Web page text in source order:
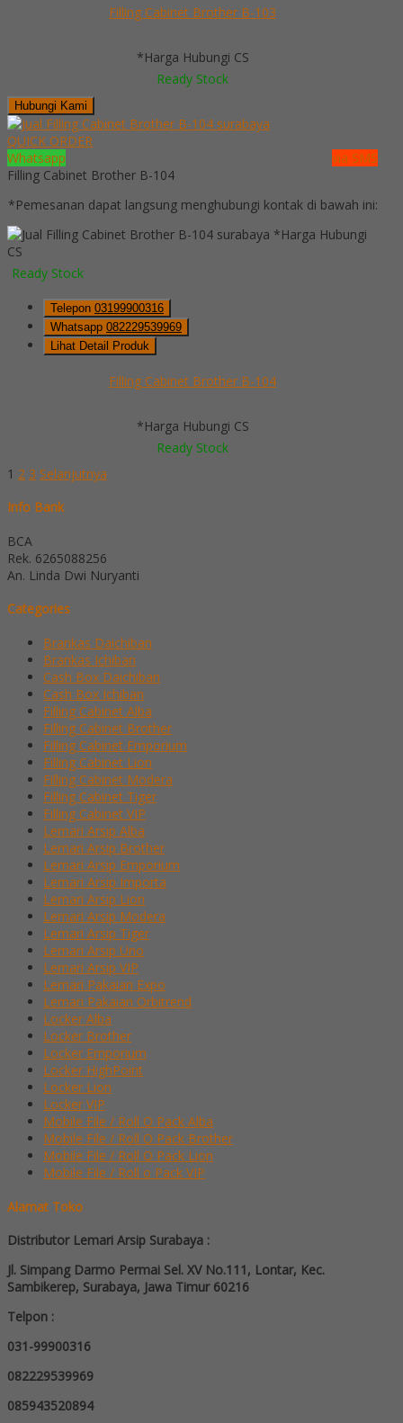
Filling Cabinet Brother B-103
*Harga Hubungi CS
Ready Stock
Hubungi Kami
QUICK ORDER
Whatsapp
via SMS
Filling Cabinet Brother B-104
*Pemesanan dapat langsung menghubungi kontak di bawah ini:
*Harga Hubungi
CS
Ready Stock
Telepon 03199900316
Whatsapp 082229539969
Lihat Detail Produk
Filling Cabinet Brother B-104
*Harga Hubungi CS
Ready Stock
1 2 3 Selanjutnya
Info Bank
BCA
Rek. 6265088256
An. Linda Dwi Nuryanti
Categories
Brankas Daichiban
Brankas Ichiban
Cash Box Daichiban
Cash Box Ichiban
Filling Cabinet Alba
Filling Cabinet Brother
Filling Cabinet Emporium
Filling Cabinet Lion
Filling Cabinet Modera
Filling Cabinet Tiger
Filling Cabinet VIP
Lemari Arsip Alba
Lemari Arsip Brother
Lemari Arsip Emporium
Lemari Arsip Importa
Lemari Arsip Lion
Lemari Arsip Modera
Lemari Arsip Tiger
Lemari Arsip Uno
Lemari Arsip VIP
Lemari Pakaian Expo
Lemari Pakaian Orbitrend
Locker Alba
Locker Brother
Locker Emporium
Locker HighPoint
Locker Lion
Locker VIP
Mobile File / Roll O Pack Alba
Mobile File / Roll O Pack Brother
Mobile File / Roll O Pack Lion
Mobile File / Roll o Pack VIP
Alamat Toko
Distributor Lemari Arsip Surabaya :
Jl. Simpang Darmo Permai Sel. XV No.111, Lontar, Kec.
Sambikerep, Surabaya, Jawa Timur 60216
Telpon :
031-99900316
082229539969
085943520894